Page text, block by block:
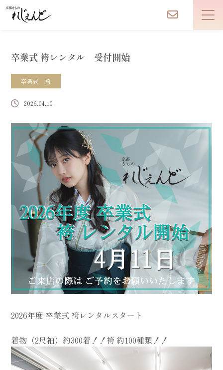
卒業式 袴レンタル 受付開始
卒業式 袴
2026.04.10
2026年度 卒業式 袴レンタルスタート
着物（2尺袖）約300着！！袴 約100種類！！